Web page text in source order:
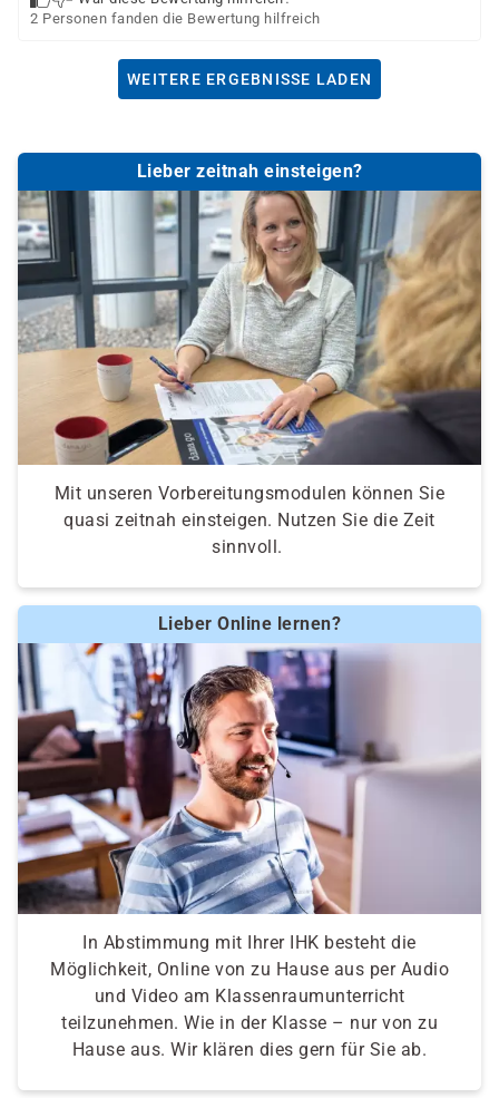
2 Personen fanden die Bewertung hilfreich
WEITERE ERGEBNISSE LADEN
Lieber zeitnah einsteigen?
Mit unseren Vorbereitungsmodulen können Sie
quasi zeitnah einsteigen. Nutzen Sie die Zeit
sinnvoll.
Lieber Online lernen?
In Abstimmung mit Ihrer IHK besteht die
Möglichkeit, Online von zu Hause aus per Audio
und Video am Klassenraumunterricht
teilzunehmen. Wie in der Klasse – nur von zu
Hause aus. Wir klären dies gern für Sie ab.